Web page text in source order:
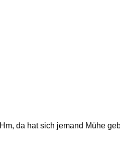
Hm, da hat sich jemand Mühe